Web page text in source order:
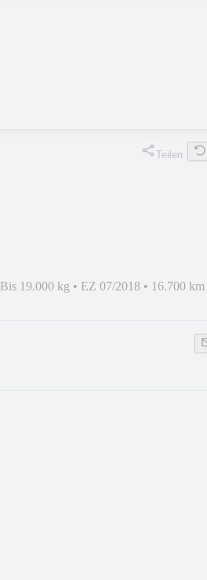
Teilen
Bis 19.000 kg • EZ 07/2018 • 16.700 km